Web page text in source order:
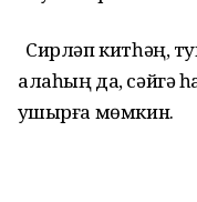
Сирләп китһәң,
алаһың да, сәйгә
ҡушырға мөмкин.